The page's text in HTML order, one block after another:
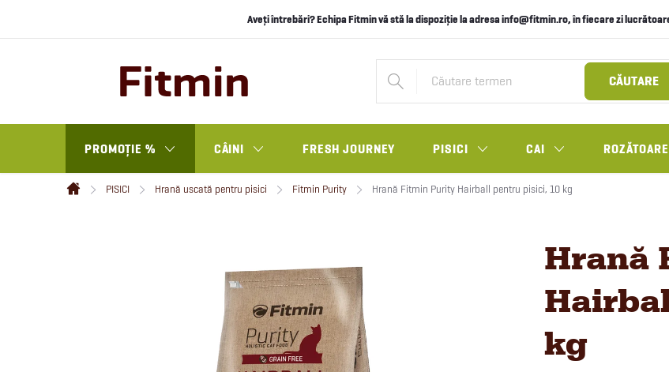
Aveți întrebări? Echipa Fitmin vă stă la dispoziție la adresa info@fitmin.ro, în fiecare zi
CĂUTARE
PROMOȚIE % CÂINI FRESH JOURNEY PISICI CAI ROZĂTOARE
Acasă
PISICI Hrană uscată pentru pisici Fitmin Purity Hrană Fitmin Purity Hairball pentru pisici, 10 kg
Hrană
kg